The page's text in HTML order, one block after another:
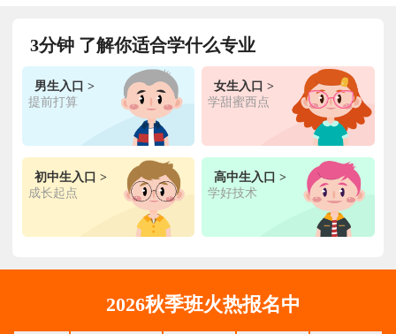
3分钟 了解你适合学什么专业
男生入口 >
提前打算
女生入口 >
学甜蜜西点
初中生入口 >
成长起点
高中生入口 >
学好技术
2026秋季班火热报名中
王** 金典总厨专业 福建厦门 6小时前 在线报名
金鼎大厨专业 在线报名
时尚西点专业 福建泉州 在线报名
张** 金领大厨专业 福建厦门 8小时前 在线报名
钟** 经典西点专业 福建龙岩 5天前 在线报名
柯** 经典西点专业 福建厦门 1天前
时尚西餐西点
专业
福建三明 16小时前